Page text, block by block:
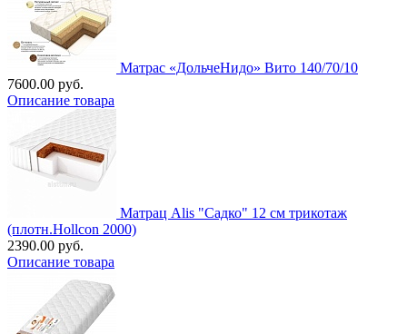
Матрас «ДольчеНидо» Вито 140/70/10
7600.00 руб.
Описание товара
Матрац Alis "Садко" 12 см трикотаж
(плотн.Hollcon 2000)
2390.00 руб.
Описание товара